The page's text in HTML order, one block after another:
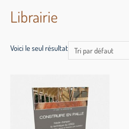
Librairie
Voici le seul résultat